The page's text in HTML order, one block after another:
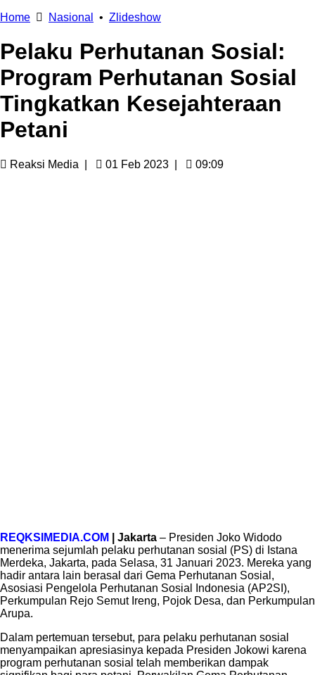
Home
Nasional • Zlideshow
Pelaku Perhutanan Sosial:
Program Perhutanan Sosial
Tingkatkan Kesejahteraan
Petani
Reaksi Media 01 Feb 2023 09:09
REQKSIMEDIA.COM | Jakarta – Presiden Joko Widodo
menerima sejumlah pelaku perhutanan sosial (PS) di Istana
Merdeka, Jakarta, pada Selasa, 31 Januari 2023. Mereka yang
hadir antara lain berasal dari Gema Perhutanan Sosial,
Asosiasi Pengelola Perhutanan Sosial Indonesia (AP2SI),
Perkumpulan Rejo Semut Ireng, Pojok Desa, dan Perkumpulan
Arupa.
Dalam pertemuan tersebut, para pelaku perhutanan sosial
menyampaikan apresiasinya kepada Presiden Jokowi karena
program perhutanan sosial telah memberikan dampak